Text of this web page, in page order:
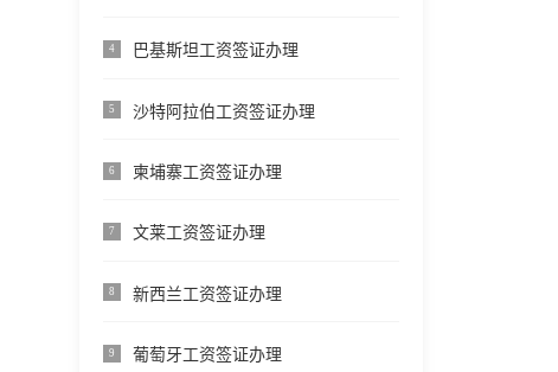
4 巴基斯坦工资签证办理
5 沙特阿拉伯工资签证办理
6 柬埔寨工资签证办理
7 文莱工资签证办理
8 新西兰工资签证办理
9 葡萄牙工资签证办理